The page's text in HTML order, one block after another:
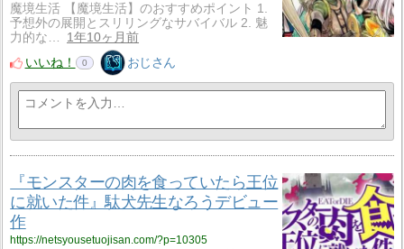
魔境生活 【魔境生活】のおすすめポイント 1.
予想外の展開とスリリングなサバイバル 2. 魅
力的な…
1年10ヶ月前
いいね！
0 おじさん
『モンスターの肉を食っていたら王位
に就いた件』駄犬先生なろうデビュー
作
https://netsyousetuojisan.com/?p=10305